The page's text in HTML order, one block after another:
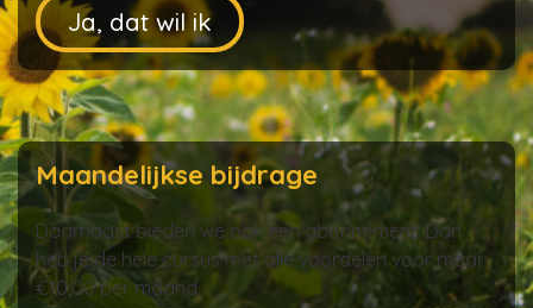
Ja, dat wil ik
Maandelijkse bijdrage
Daarnaast bieden we ook een abonnement. Dan
heb je de hele cursus met alle voordelen voor maar
€10,00 per maand.